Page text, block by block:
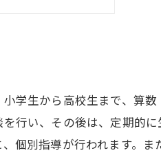
学生から高校生まで、算
行い、その後は、定期的
個別指導が行われます。ま